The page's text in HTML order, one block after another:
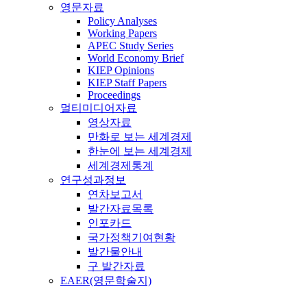
영문자료
Policy Analyses
Working Papers
APEC Study Series
World Economy Brief
KIEP Opinions
KIEP Staff Papers
Proceedings
멀티미디어자료
영상자료
만화로 보는 세계경제
한눈에 보는 세계경제
세계경제통계
연구성과정보
연차보고서
발간자료목록
인포카드
국가정책기여현황
발간물안내
구 발간자료
EAER(영문학술지)